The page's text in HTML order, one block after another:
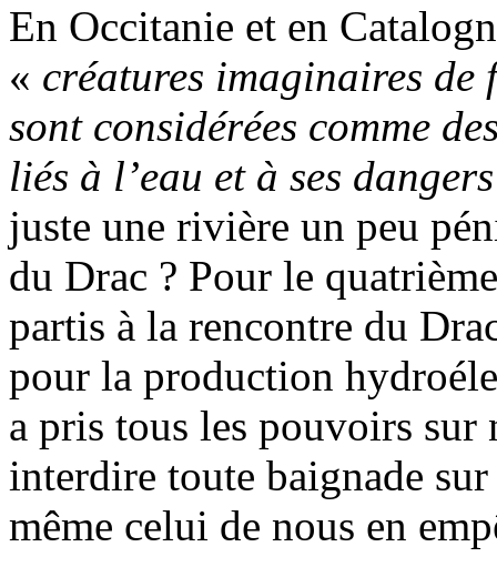
En Occitanie et en
« créatures imaginaires
sont considérées comme
liés à l’eau et à ses dangers
juste une rivière un peu
du Drac ? Pour le
partis à la rencontre du
pour la production
a pris tous les pouvoirs sur
interdire toute baignade
même celui de nous en